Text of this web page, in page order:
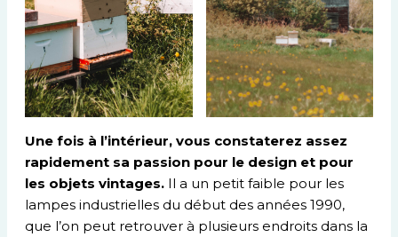
Une fois à l’intérieur, vous constaterez assez
rapidement sa passion pour le design et pour
les objets vintages. Il a un petit faible pour les
lampes industrielles du début des années 1990,
que l’on peut retrouver à plusieurs endroits dans la